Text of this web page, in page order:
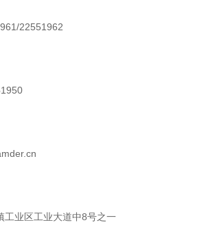
22551962
工业区工业大道中8号之一